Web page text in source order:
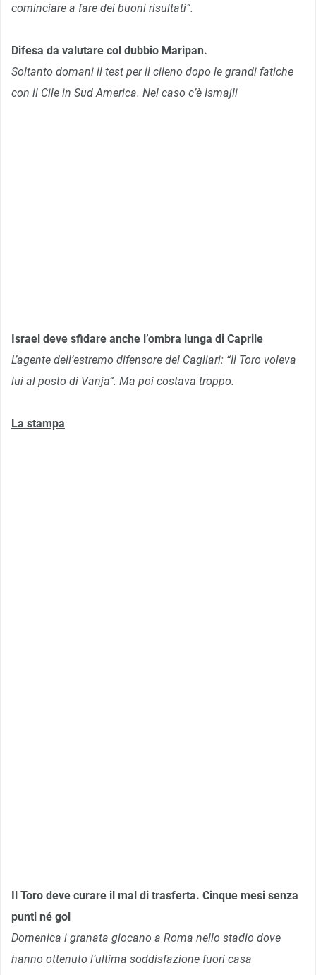
cominciare a fare dei buoni risultati”.
Difesa da valutare col dubbio Maripan.
Soltanto domani il test per il cileno dopo le grandi fatiche
con il Cile in Sud America. Nel caso c’è Ismajli
Israel deve sfidare anche l’ombra lunga di Caprile
L’agente dell’estremo difensore del Cagliari: “Il Toro voleva
lui al posto di Vanja”. Ma poi costava troppo.
La stampa
Il Toro deve curare il mal di trasferta. Cinque mesi senza
punti né gol
Domenica i granata giocano a Roma nello stadio dove
hanno ottenuto l’ultima soddisfazione fuori casa